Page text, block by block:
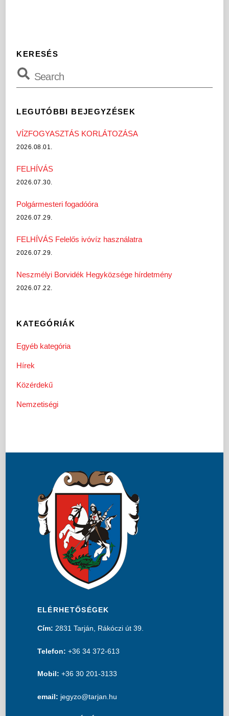
KERESÉS
LEGUTÓBBI BEJEGYZÉSEK
VÍZFOGYASZTÁS KORLÁTOZÁSA
2026.08.01.
FELHÍVÁS
2026.07.30.
Polgármesteri fogadóóra
2026.07.29.
FELHÍVÁS Felelős ivóvíz használatra
2026.07.29.
Neszmélyi Borvidék Hegyközsége hírdetmény
2026.07.22.
KATEGÓRIÁK
Egyéb kategória
Hírek
Közérdekű
Nemzetiségi
ELÉRHETŐSÉGEK
Cím: 2831 Tarján, Rákóczi út 39.
Telefon: +36 34 372-613
Mobil: +36 30 201-3133
email: jegyzo@tarjan.hu